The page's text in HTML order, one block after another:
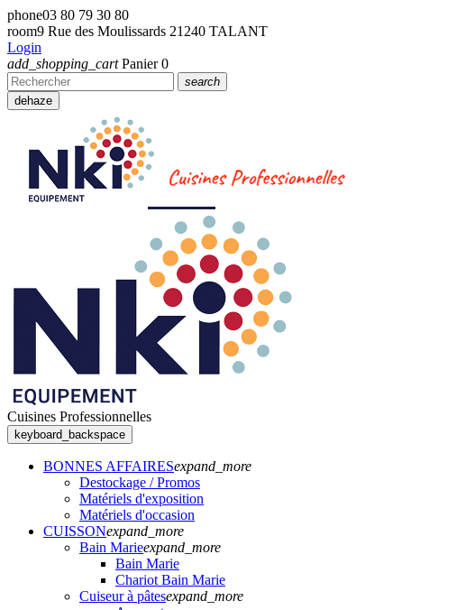
phone03 80 79 30 80
room9 Rue des Moulissards 21240 TALANT
Login
add_shopping_cart Panier 0
search
dehaze
Cuisines Professionnelles
keyboard_backspace
BONNES AFFAIRESexpand_more
Destockage / Promos
Matériels d'exposition
Matériels d'occasion
CUISSONexpand_more
Bain Marieexpand_more
Bain Marie
Chariot Bain Marie
Cuiseur à pâtesexpand_more